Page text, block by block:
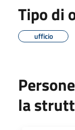
Tipo di
ufficio
la